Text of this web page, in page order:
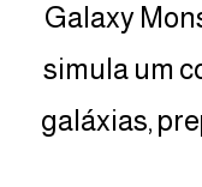
Galaxy
simula um
galáxias,